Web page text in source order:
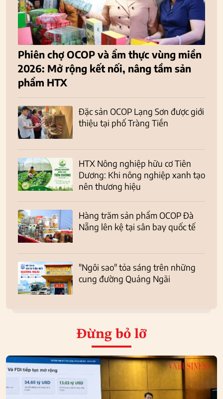
Phiên chợ OCOP và ẩm thực vùng miền
2026: Mở rộng kết nối, nâng tầm sản
phẩm HTX
Đặc sản OCOP Lạng Sơn được giới
thiệu tại phố Tràng Tiền
HTX Nông nghiệp hữu cơ Tiên
Dương: Khi nông nghiệp xanh tạo
nên thương hiệu
Hàng trăm sản phẩm OCOP Đà
Nẵng lên kệ tại sân bay quốc tế
"Ngôi sao" tỏa sáng trên những
cung đường Quảng Ngãi
Đừng bỏ lỡ